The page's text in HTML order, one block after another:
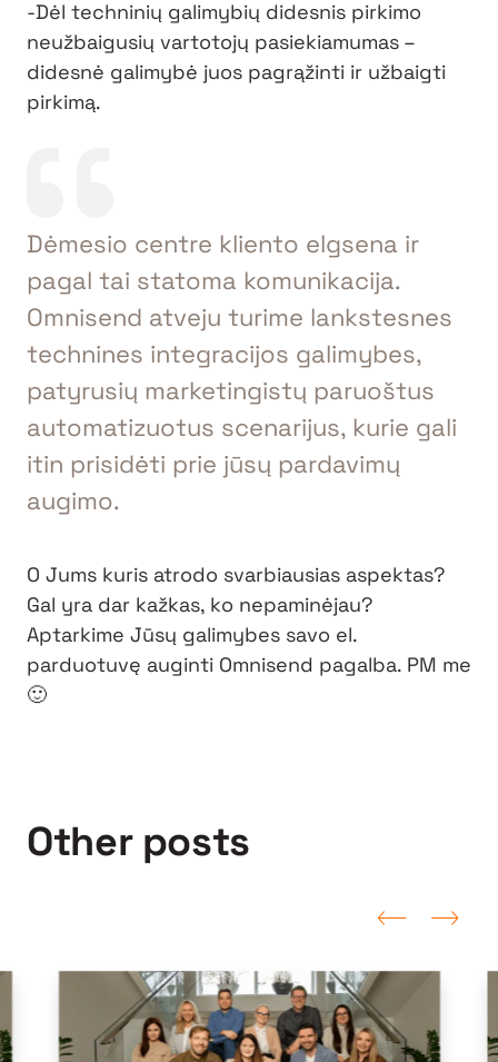
-Dėl techninių galimybių didesnis pirkimo
neužbaigusių vartotojų pasiekiamumas –
didesnė galimybė juos pagrąžinti ir užbaigti
pirkimą.
Dėmesio centre kliento elgsena ir
pagal tai statoma komunikacija.
Omnisend atveju turime lankstesnes
technines integracijos galimybes,
patyrusių marketingistų paruoštus
automatizuotus scenarijus, kurie gali
itin prisidėti prie jūsų pardavimų
augimo.
O Jums kuris atrodo svarbiausias aspektas?
Gal yra dar kažkas, ko nepaminėjau?
Aptarkime Jūsų galimybes savo el.
parduotuvę auginti Omnisend pagalba. PM me
🙂
Other posts